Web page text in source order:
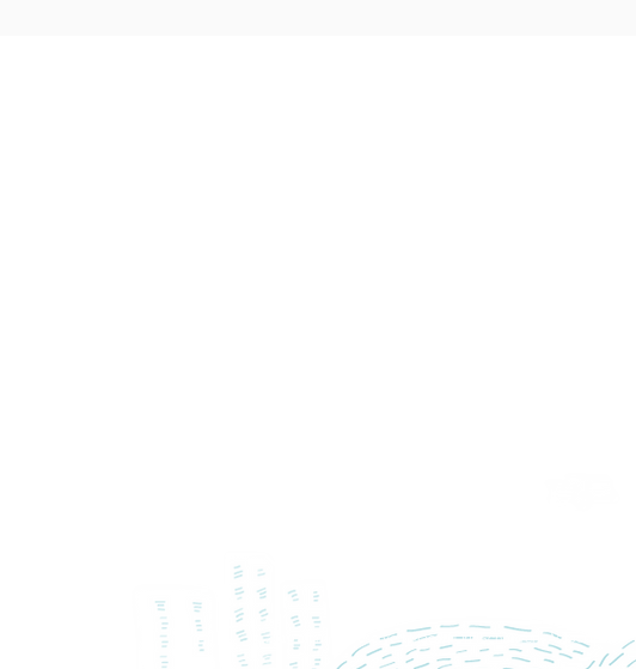
© 2019 all rights reserved Macau Orff Schulwerk Association